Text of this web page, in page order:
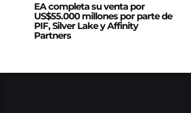
EA completa su venta por
US$55.000 millones por parte de
PIF, Silver Lake y Affinity
Partners